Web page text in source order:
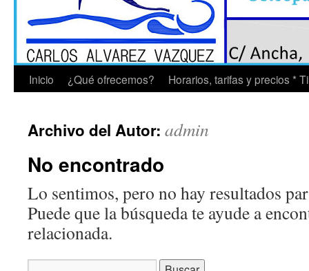
Inicio ¿Qué ofrecemos? Horarios, tarifas y precios *
Archivo del Autor: admin
No encontrado
Lo sentimos, pero no hay resultados
Puede que la búsqueda te ayude a
relacionada.